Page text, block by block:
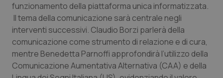
funzionamento della piattaforma unica informatizzata.
Il tema della comunicazione sarà centrale negli
interventi successivi. Claudio Borzi parlerà della
comunicazione come strumento di relazione e di cura,
mentre Benedetta Parnoffi approfondirà l’utilizzo della
Comunicazione Aumentativa Alternativa (CAA) e della